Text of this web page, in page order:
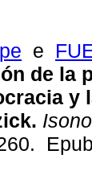
e
de la
y